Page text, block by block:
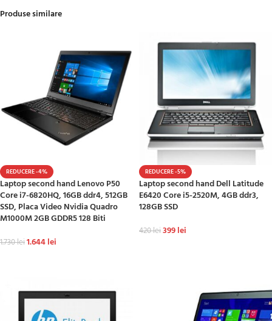
Produse similare
REDUCERE -4%
Laptop second hand Lenovo P50
Core i7-6820HQ, 16GB ddr4, 512GB
SSD, Placa Video Nvidia Quadro
M1000M 2GB GDDR5 128 Biti
1.730lei1.644lei
REDUCERE -5%
Laptop second hand Dell Latitude
E6420 Core i5-2520M, 4GB ddr3,
128GB SSD
420lei399lei